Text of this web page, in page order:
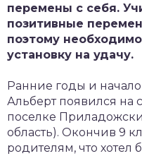
перемены с себя.
позитивные
поэтому
установку на удачу.
Ранние годы и
Альберт появился на
поселке
область). Окончив 9
родителям, что